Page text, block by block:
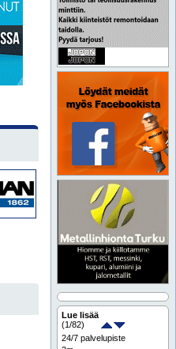
Lue lisää
(1/82)
24/7 palvelupiste